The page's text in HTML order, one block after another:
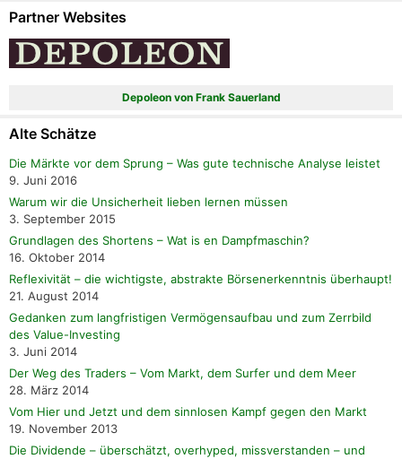
Partner Websites
Depoleon von Frank Sauerland
Alte Schätze
Die Märkte vor dem Sprung – Was gute technische Analyse leistet
9. Juni 2016
Warum wir die Unsicherheit lieben lernen müssen
3. September 2015
Grundlagen des Shortens – Wat is en Dampfmaschin?
16. Oktober 2014
Reflexivität – die wichtigste, abstrakte Börsenerkenntnis überhaupt!
21. August 2014
Gedanken zum langfristigen Vermögensaufbau und zum Zerrbild
des Value-Investing
3. Juni 2014
Der Weg des Traders – Vom Markt, dem Surfer und dem Meer
28. März 2014
Vom Hier und Jetzt und dem sinnlosen Kampf gegen den Markt
19. November 2013
Die Dividende – überschätzt, overhyped, missverstanden – und